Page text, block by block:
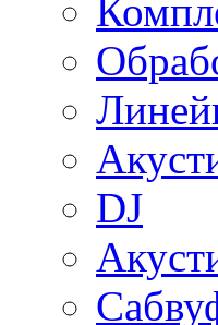
DJ